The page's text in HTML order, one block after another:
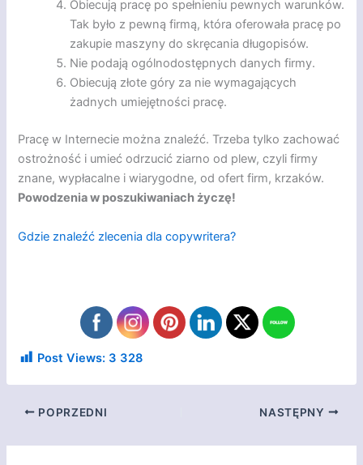
Obiecują pracę po spełnieniu pewnych warunków.
Tak było z pewną firmą, która oferowała pracę po
zakupie maszyny do skręcania długopisów.
Nie podają ogólnodostępnych danych firmy.
Obiecują złote góry za nie wymagających
żadnych umiejętności pracę.
Pracę w Internecie można znaleźć. Trzeba tylko zachować
ostrożność i umieć odrzucić ziarno od plew, czyli firmy
znane, wypłacalne i wiarygodne, od ofert firm, krzaków.
Powodzenia w poszukiwaniach życzę!
Gdzie znaleźć zlecenia dla copywritera?
Post Views: 3 328
POPRZEDNI NASTĘPNY